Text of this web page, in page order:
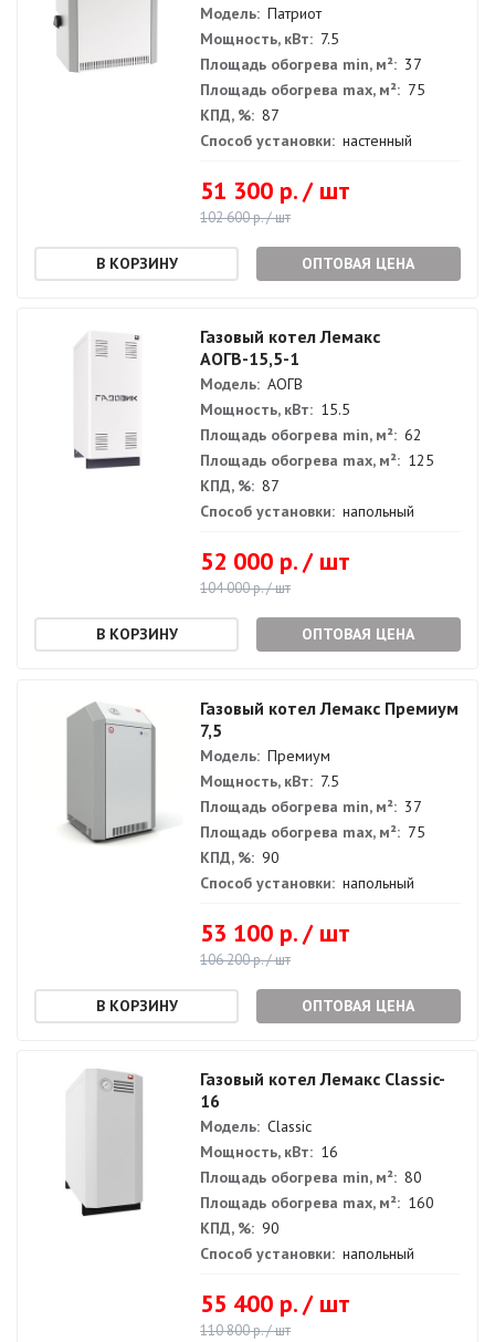
Модель: Патриот
Мощность, кВт: 7.5
Площадь обогрева min, м²: 37
Площадь обогрева max, м²: 75
КПД, %: 87
Способ установки: настенный
51 300 р. / шт
102 600 р. / шт
ОПТОВАЯ ЦЕНА
Газовый котел Лемакс
АОГВ-15,5-1
Модель: АОГВ
Мощность, кВт: 15.5
Площадь обогрева min, м²: 62
Площадь обогрева max, м²: 125
КПД, %: 87
Способ установки: напольный
52 000 р. / шт
104 000 р. / шт
ОПТОВАЯ ЦЕНА
Газовый котел Лемакс Премиум
7,5
Модель: Премиум
Мощность, кВт: 7.5
Площадь обогрева min, м²: 37
Площадь обогрева max, м²: 75
КПД, %: 90
Способ установки: напольный
53 100 р. / шт
106 200 р. / шт
ОПТОВАЯ ЦЕНА
Газовый котел Лемакс Classic-
16
Модель: Classic
Мощность, кВт: 16
Площадь обогрева min, м²: 80
Площадь обогрева max, м²: 160
КПД, %: 90
Способ установки: напольный
55 400 р. / шт
110 800 р. / шт